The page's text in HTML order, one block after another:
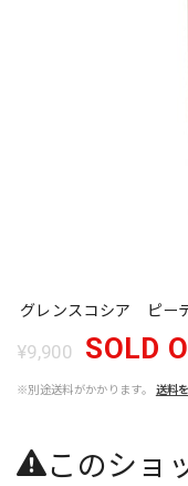
グレンスコシア ピ
¥9,900 SOLD
※別途送料がかかります。 送料
このショ